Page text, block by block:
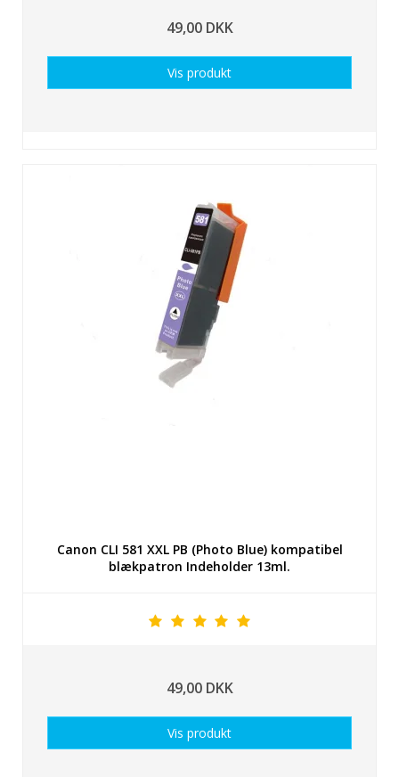
49,00 DKK
Vis produkt
Canon CLI 581 XXL PB (Photo Blue) kompatibel
blækpatron Indeholder 13ml.
49,00 DKK
Vis produkt